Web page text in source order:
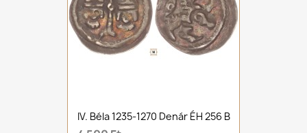
IV. Béla 1235-1270 Denár ÉH 256 B